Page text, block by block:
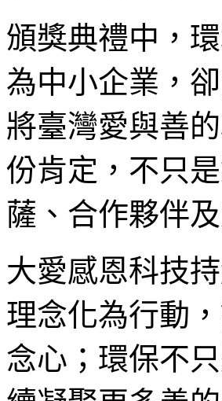
頒獎典禮中，
為中小企業，
將臺灣愛與善
份肯定，不只
薩、合作夥伴
大愛感恩科技
理念化為行動
念心；環保不